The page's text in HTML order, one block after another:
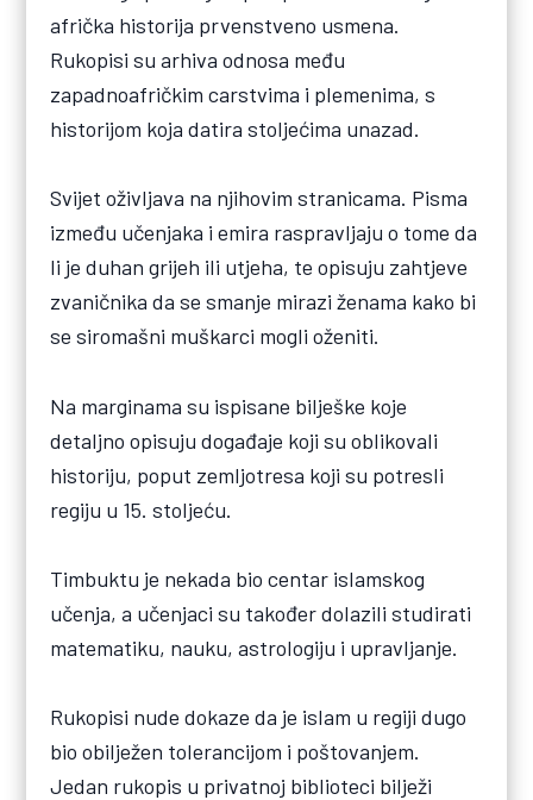
afrička historija prvenstveno usmena.
Rukopisi su arhiva odnosa među
zapadnoafričkim carstvima i plemenima, s
historijom koja datira stoljećima unazad.
Svijet oživljava na njihovim stranicama. Pisma
između učenjaka i emira raspravljaju o tome da
li je duhan grijeh ili utjeha, te opisuju zahtjeve
zvaničnika da se smanje mirazi ženama kako bi
se siromašni muškarci mogli oženiti.
Na marginama su ispisane bilješke koje
detaljno opisuju događaje koji su oblikovali
historiju, poput zemljotresa koji su potresli
regiju u 15. stoljeću.
Timbuktu je nekada bio centar islamskog
učenja, a učenjaci su također dolazili studirati
matematiku, nauku, astrologiju i upravljanje.
Rukopisi nude dokaze da je islam u regiji dugo
bio obilježen tolerancijom i poštovanjem.
Jedan rukopis u privatnoj biblioteci bilježi